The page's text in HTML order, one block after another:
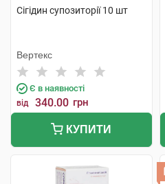
Сігідин супозиторії 10 шт
Вертекс
Є в наявності
від 340.00 грн
КУПИТИ